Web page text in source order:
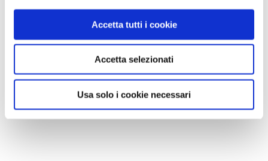
Accetta tutti i cookie
Accetta selezionati
Usa solo i cookie necessari